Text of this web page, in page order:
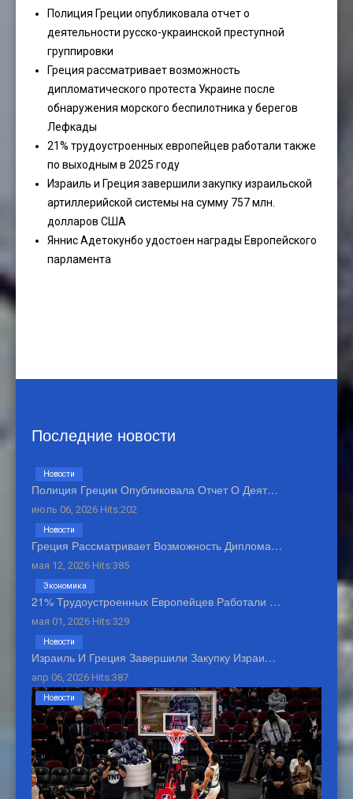
Полиция Греции опубликовала отчет о
деятельности русско-украинской преступной
группировки
Греция рассматривает возможность
дипломатического протеста Украине после
обнаружения морского беспилотника у берегов
Лефкады
21% трудоустроенных европейцев работали также
по выходным в 2025 году
Израиль и Греция завершили закупку израильской
артиллерийской системы на сумму 757 млн.
долларов США
Яннис Адетокунбо удостоен награды Европейского
парламента
Последние новости
Полиция Греции Опубликовала Отчет О Деят…
июль 06, 2026 Hits:202
Новости
Греция Рассматривает Возможность Диплома…
мая 12, 2026 Hits:385
Новости
21% Трудоустроенных Европейцев Работали …
мая 01, 2026 Hits:329
Экономика
Израиль И Греция Завершили Закупку Израи…
апр 06, 2026 Hits:387
Новости
Новости